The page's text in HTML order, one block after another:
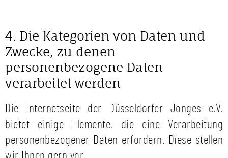
4. Die Kategorien von Daten und
Zwecke, zu denen
personenbezogene Daten
verarbeitet werden
Die Internetseite der Düsseldorfer Jonges e.V.
bietet einige Elemente, die eine Verarbeitung
personenbezogener Daten erfordern. Diese stellen